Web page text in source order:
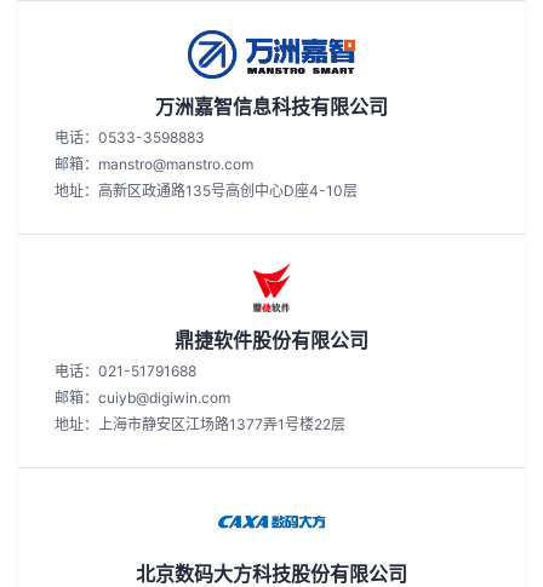
万洲嘉智信息科技有限公司
电话：0533-3598883
邮箱：manstro@manstro.com
地址：高新区政通路135号高创中心D座4-10层
鼎捷软件股份有限公司
电话：021-51791688
邮箱：cuiyb@digiwin.com
地址：上海市静安区江场路1377弄1号楼22层
北京数码大方科技股份有限公司